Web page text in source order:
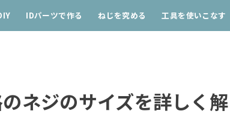
IDパーツで作る ねじを究める 工具を使いこなす
ネジのサイズを詳しく解